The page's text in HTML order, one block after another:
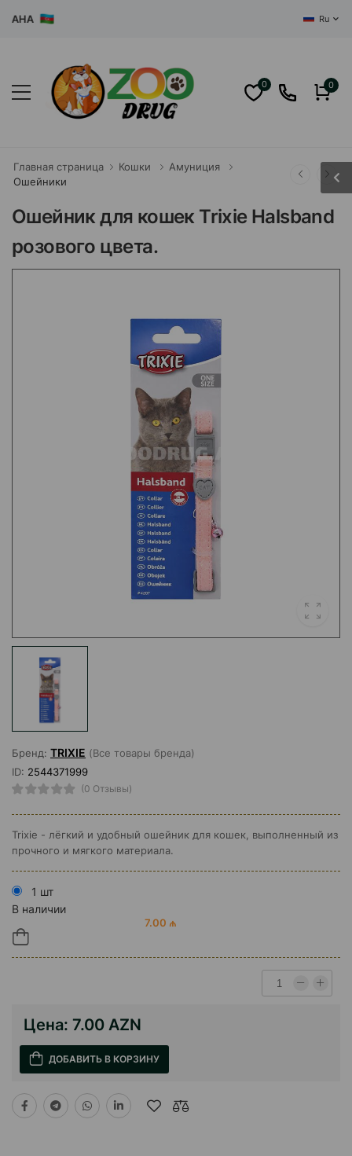
Ru
0 0
Главная страница Кошки
Амуниция
Ошейники
Ошейник для кошек Trixie Halsband
розового цвета.
Бренд: TRIXIE (Все товары бренда)
ID: 2544371999
(0 Отзывы)
Trixie - лёгкий и удобный ошейник для кошек, выполненный из
прочного и мягкого материала.
1 шт
В наличии
7.00 ₼
Цена: 7.00 AZN
ДОБАВИТЬ В КОРЗИНУ